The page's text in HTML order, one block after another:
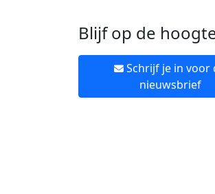
Blijf op de
Schrijf je in voor
nieuwsbrief